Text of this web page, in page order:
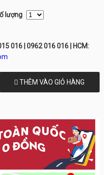
lượng
016 | 0962 016 016 | HCM:
THÊM VÀO GIỎ HÀNG